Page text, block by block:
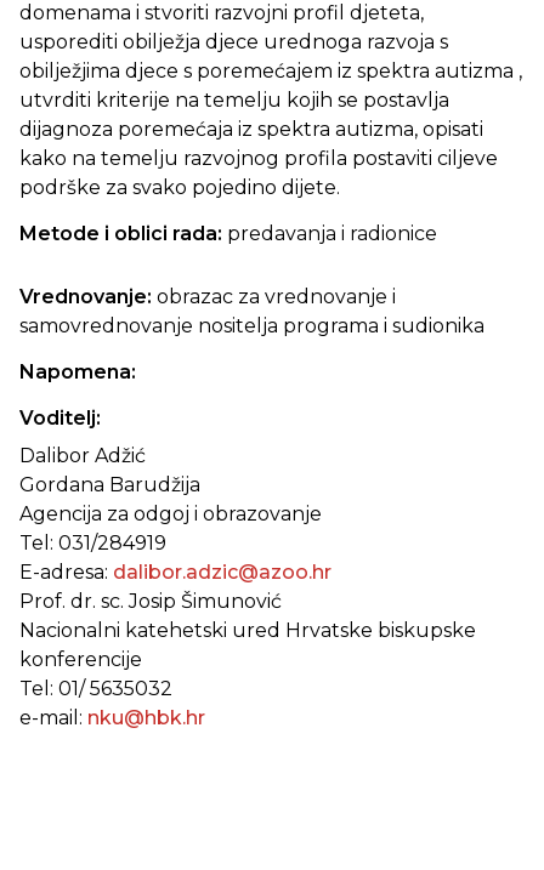
domenama i stvoriti razvojni profil djeteta,
usporediti obilježja djece urednoga razvoja s
obilježjima djece s poremećajem iz spektra autizma ,
utvrditi kriterije na temelju kojih se postavlja
dijagnoza poremećaja iz spektra autizma, opisati
kako na temelju razvojnog profila postaviti ciljeve
podrške za svako pojedino dijete.
Metode i oblici rada: predavanja i radionice
Vrednovanje: obrazac za vrednovanje i
samovrednovanje nositelja programa i sudionika
Napomena:
Voditelj:
Dalibor Adžić
Gordana Barudžija
Agencija za odgoj i obrazovanje
Tel: 031/284919
E-adresa: dalibor.adzic@azoo.hr
Prof. dr. sc. Josip Šimunović
Nacionalni katehetski ured Hrvatske biskupske
konferencije
Tel: 01/ 5635032
e-mail: nku@hbk.hr